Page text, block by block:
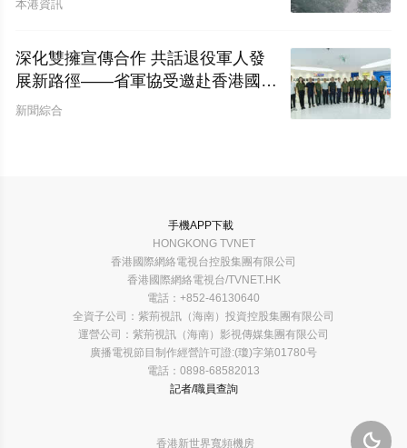
本港資訊
深化雙擁宣傳合作 共話退役軍人發
展新路徑——省軍協受邀赴香港國際
網絡電視台開展座談交流
新聞綜合

手機APP下載
HONGKONG TVNET
香港國際網絡電視台控股集團有限公司
香港國際網絡電視台/TVNET.HK
電話：+852-46130640
全資子公司：紫荊視訊（海南）投資控股集團有限公司
運營公司：紫荊視訊（海南）影視傳媒集團有限公司
廣播電視節目制作經營許可證:(瓊)字第01780号
電話：0898-68582013
記者/職員查詢
香港新世界寬頻機房